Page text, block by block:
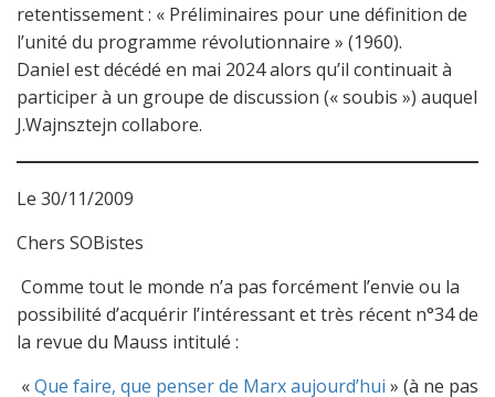
retentissement : « Préliminaires pour une définition de
l’unité du programme révolutionnaire » (1960).
Daniel est décédé en mai 2024 alors qu’il continuait à
participer à un groupe de discussion (« soubis ») auquel
J.Wajnsztejn collabore.
Le 30/11/2009
Chers SOBistes
Comme tout le monde n’a pas forcément l’envie ou la
possibilité d’acquérir l’intéressant et très récent n°34 de
la revue du Mauss intitulé :
«Que faire, que penser de Marx aujourd’hui » (à ne pas